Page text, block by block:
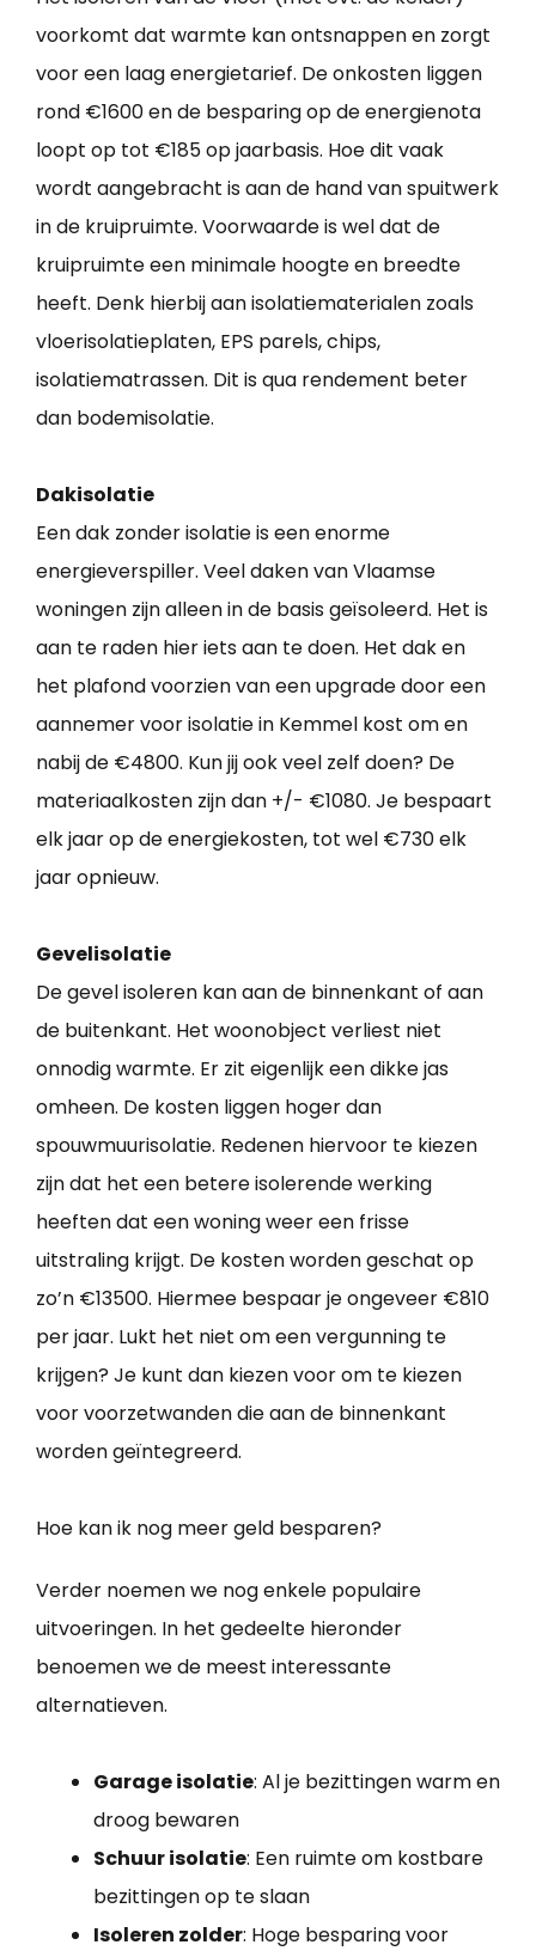
voorkomt dat warmte kan ontsnappen en zorgt
voor een laag energietarief. De onkosten liggen
rond €1600 en de besparing op de energienota
loopt op tot €185 op jaarbasis. Hoe dit vaak
wordt aangebracht is aan de hand van spuitwerk
in de kruipruimte. Voorwaarde is wel dat de
kruipruimte een minimale hoogte en breedte
heeft. Denk hierbij aan isolatiematerialen zoals
vloerisolatieplaten, EPS parels, chips,
isolatiematrassen. Dit is qua rendement beter
dan bodemisolatie.
Dakisolatie
Een dak zonder isolatie is een enorme
energieverspiller. Veel daken van Vlaamse
woningen zijn alleen in de basis geïsoleerd. Het is
aan te raden hier iets aan te doen. Het dak en
het plafond voorzien van een upgrade door een
aannemer voor isolatie in Kemmel kost om en
nabij de €4800. Kun jij ook veel zelf doen? De
materiaalkosten zijn dan +/- €1080. Je bespaart
elk jaar op de energiekosten, tot wel €730 elk
jaar opnieuw.
Gevelisolatie
De gevel isoleren kan aan de binnenkant of aan
de buitenkant. Het woonobject verliest niet
onnodig warmte. Er zit eigenlijk een dikke jas
omheen. De kosten liggen hoger dan
spouwmuurisolatie. Redenen hiervoor te kiezen
zijn dat het een betere isolerende werking
heeften dat een woning weer een frisse
uitstraling krijgt. De kosten worden geschat op
zo’n €13500. Hiermee bespaar je ongeveer €810
per jaar. Lukt het niet om een vergunning te
krijgen? Je kunt dan kiezen voor om te kiezen
voor voorzetwanden die aan de binnenkant
worden geïntegreerd.
Hoe kan ik nog meer geld besparen?
Verder noemen we nog enkele populaire
uitvoeringen. In het gedeelte hieronder
benoemen we de meest interessante
alternatieven.
Garage isolatie: Al je bezittingen warm en
droog bewaren
Schuur isolatie: Een ruimte om kostbare
bezittingen op te slaan
Isoleren zolder: Hoge besparing voor